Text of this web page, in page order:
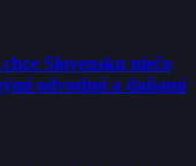
Slovensku niečo
odvodmi a daňami